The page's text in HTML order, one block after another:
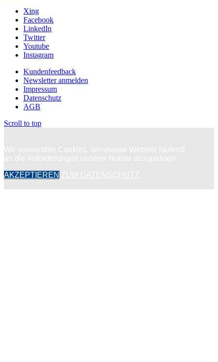
Xing
Facebook
LinkedIn
Twitter
Youtube
Instagram
Kundenfeedback
Newsletter anmelden
Impressum
Datenschutz
AGB
Scroll to top
Wir verwenden Cookies, um unsere Website laufend
an die Anforderungen unserer Nutzer anzupassen.
AKZEPTIEREN ZUM DATENSCHUTZ